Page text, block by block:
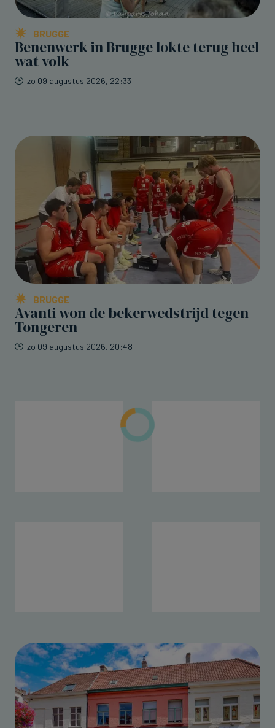
BRUGGE
Benenwerk in Brugge lokte terug heel
wat volk
zo 09 augustus 2026, 22:33
BRUGGE
Avanti won de bekerwedstrijd tegen
Tongeren
zo 09 augustus 2026, 20:48